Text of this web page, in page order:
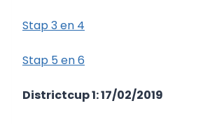
Stap 3 en 4
Stap 5 en 6
Districtcup 1: 17/02/2019